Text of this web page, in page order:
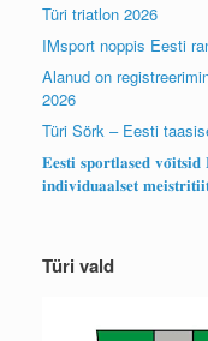
Türi triatlon 2026
IMsport noppis Eesti
Alanud on
2026
Türi Sörk – Eesti
𝐄𝐞𝐬𝐭𝐢 𝐬𝐩𝐨𝐫𝐭𝐥𝐚𝐬𝐞𝐝 𝐯𝐨̃𝐢𝐭𝐬𝐢𝐝
𝐢𝐧𝐝𝐢𝐯𝐢𝐝𝐮𝐚𝐚𝐥𝐬𝐞𝐭
Türi vald